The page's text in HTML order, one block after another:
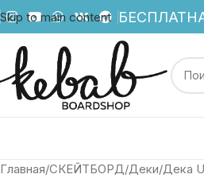
Skip to main content
Главная СКЕЙТБОРД Деки Дека